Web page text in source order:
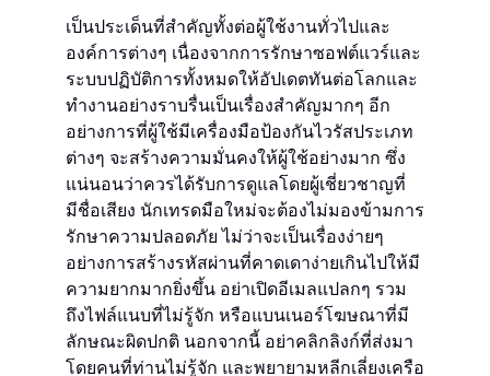
เป็นประเด็นที่สำคัญทั้งต่อผู้ใช้งานทั่วไปและ
องค์การต่างๆ เนื่องจากการรักษาซอฟต์แวร์และ
ระบบปฏิบัติการทั้งหมดให้อัปเดตทันต่อโลกและ
ทำงานอย่างราบรื่นเป็นเรื่องสำคัญมากๆ อีก
อย่างการที่ผู้ใช้มีเครื่องมือป้องกันไวรัสประเภท
ต่างๆ จะสร้างความมั่นคงให้ผู้ใช้อย่างมาก ซึ่ง
แน่นอนว่าควรได้รับการดูแลโดยผู้เชี่ยวชาญที่
มีชื่อเสียง นักเทรดมือใหม่จะต้องไม่มองข้ามการ
รักษาความปลอดภัย ไม่ว่าจะเป็นเรื่องง่ายๆ
อย่างการสร้างรหัสผ่านที่คาดเดาง่ายเกินไปให้มี
ความยากมากยิ่งขึ้น อย่าเปิดอีเมลแปลกๆ รวม
ถึงไฟล์แนบที่ไม่รู้จัก หรือแบนเนอร์โฆษณาที่มี
ลักษณะผิดปกติ นอกจากนี้ อย่าคลิกลิงก์ที่ส่งมา
โดยคนที่ท่านไม่รู้จัก และพยายามหลีกเลี่ยงเครือ